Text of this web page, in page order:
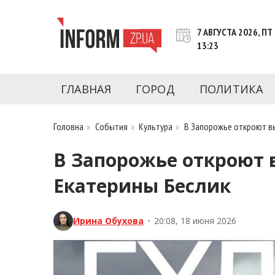
INFORM.ZP.UA – это информационный
последние новости Запорожья и
7 АВГУСТА 2026, ПТ
13:23
ГЛАВНАЯ ГОРОД ПОЛИТИКА
Головна » События »Культура » В Запорожье откроют
В Запорожье откроют
Екатерины Беслик
Ирина Обухова • 20:08, 18 июня 2026